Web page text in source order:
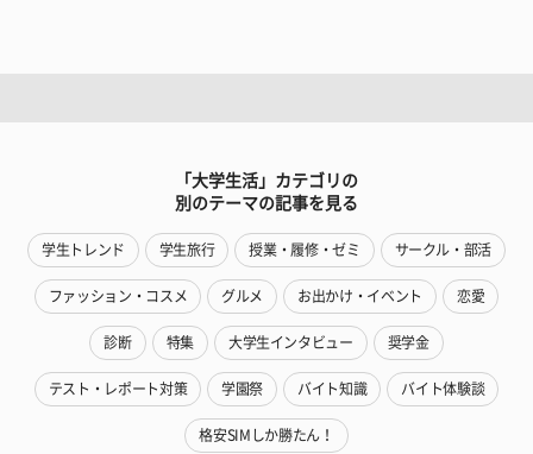
「大学生活」カテゴリの
別のテーマの記事を見る
学生トレンド 学生旅行 授業・履修・ゼミ サークル・部活
ファッション・コスメ グルメ お出かけ・イベント 恋愛
診断 特集 大学生インタビュー 奨学金
テスト・レポート対策 学園祭 バイト知識 バイト体験談
格安SIMしか勝たん！